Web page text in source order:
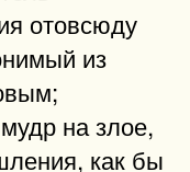
отовсюду
из
на злое,
как бы